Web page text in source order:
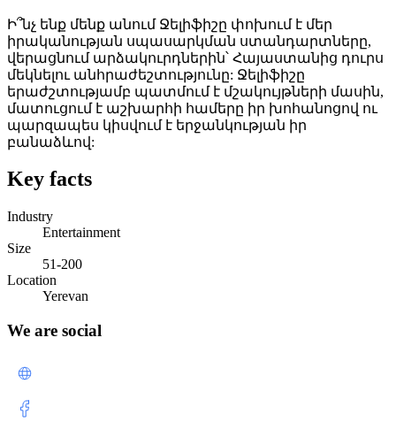
Ի՞նչ ենք մենք անում Ջելիֆիշը փոխում է մեր
իրականության սպասարկման ստանդարտները,
վերացնում արձակուրդներին՝ Հայաստանից դուրս
մեկնելու անհրաժեշտությունը: Ջելիֆիշը
երաժշտությամբ պատմում է մշակույթների մասին,
մատուցում է աշխարհի համերը իր խոհանոցով ու
պարզապես կիսվում է երջանկության իր
բանաձևով:
Key facts
Industry
Entertainment
Size
51-200
Location
Yerevan
We are social